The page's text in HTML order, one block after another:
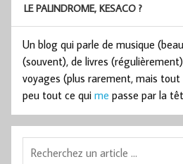
LE PALINDROME, KESACO ?
Un blog qui parle de musique
(souvent), de livres
voyages (plus rarement, mais tout
peu tout ce qui me passe par la